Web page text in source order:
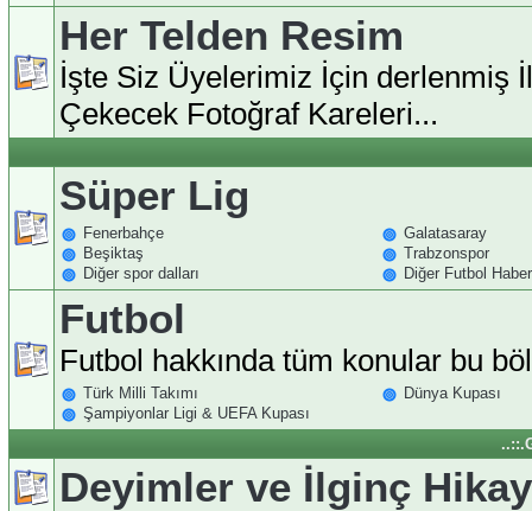
Her Telden Resim
İşte Siz Üyelerimiz İçin derlenmiş
Çekecek Fotoğraf Kareleri...
Süper Lig
Fenerbahçe
Galatasaray
Beşiktaş
Trabzonspor
Diğer spor dalları
Diğer Futbol
Futbol
Futbol hakkında tüm konular bu
Türk Milli Takımı
Dünya Kupası
Şampiyonlar Ligi & UEFA Kupası
Deyimler ve İlginç